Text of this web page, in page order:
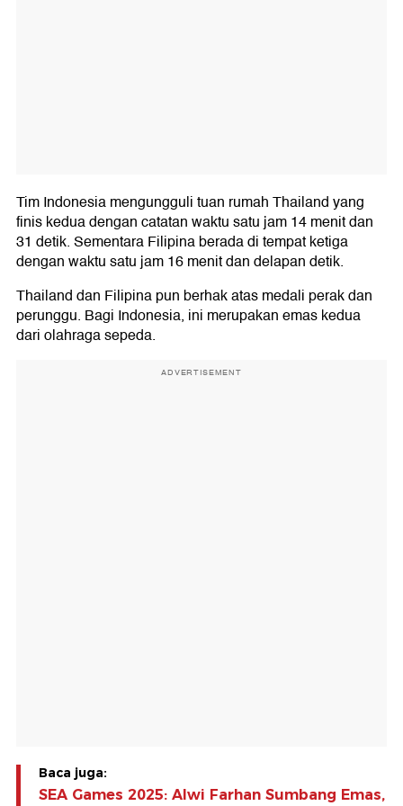
Tim Indonesia mengungguli tuan rumah Thailand yang
finis kedua dengan catatan waktu satu jam 14 menit dan
31 detik. Sementara Filipina berada di tempat ketiga
dengan waktu satu jam 16 menit dan delapan detik.
Thailand dan Filipina pun berhak atas medali perak dan
perunggu. Bagi Indonesia, ini merupakan emas kedua
dari olahraga sepeda.
ADVERTISEMENT
Baca juga:
SEA Games 2025: Alwi Farhan Sumbang Emas,